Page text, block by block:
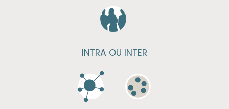
INTRA OU INTER